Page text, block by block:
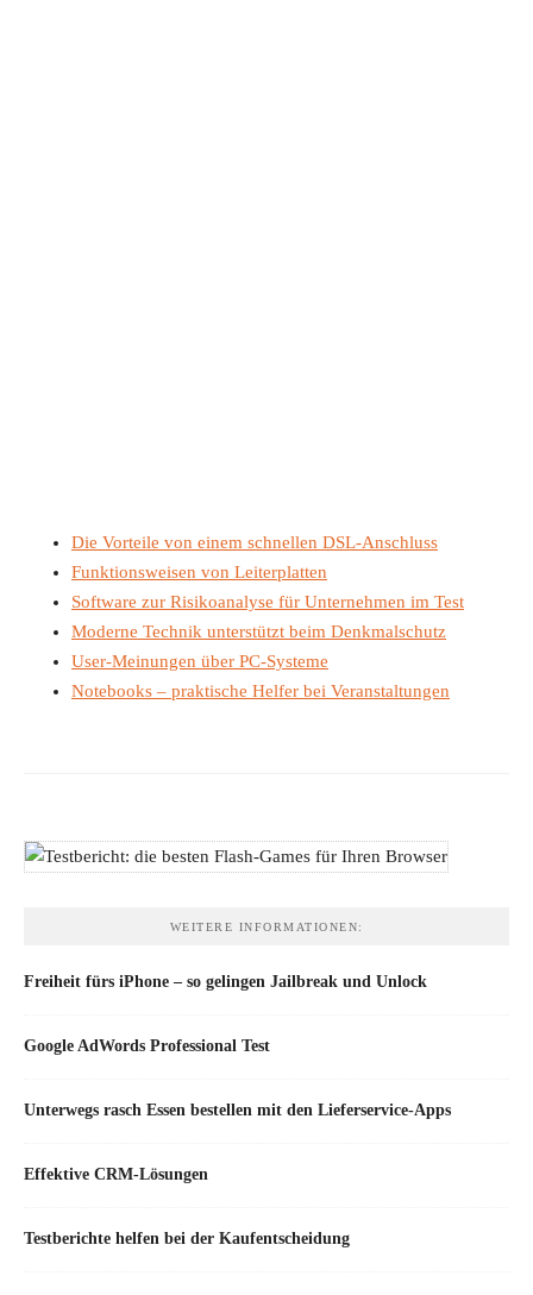
Die Vorteile von einem schnellen DSL-Anschluss
Funktionsweisen von Leiterplatten
Software zur Risikoanalyse für Unternehmen im Test
Moderne Technik unterstützt beim Denkmalschutz
User-Meinungen über PC-Systeme
Notebooks – praktische Helfer bei Veranstaltungen
WEITERE INFORMATIONEN:
Freiheit fürs iPhone – so gelingen Jailbreak und Unlock
Google AdWords Professional Test
Unterwegs rasch Essen bestellen mit den Lieferservice-Apps
Effektive CRM-Lösungen
Testberichte helfen bei der Kaufentscheidung